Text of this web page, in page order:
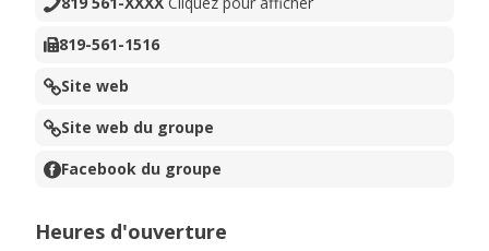
819-561-1516
Site web
Site web du groupe
Facebook du groupe
Heures d'ouverture